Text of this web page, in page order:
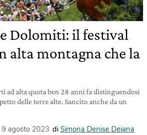
Dolomiti: il festival
alta montagna che la
ad alta quota ben 28 anni fa distinguendosi
delle terre alte. Sancito anche da un
9 agosto 2023 di Simona Denise Deiana